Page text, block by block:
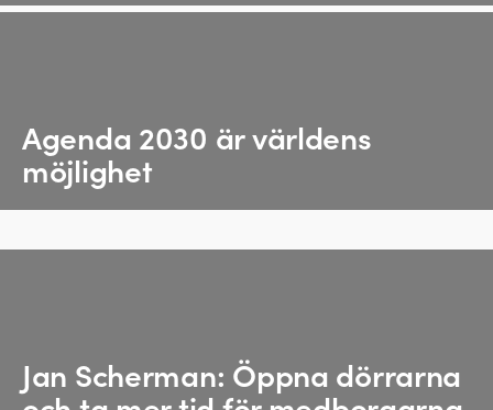
Agenda 2030 är världens
möjlighet
Jan Scherman: Öppna dörrarna